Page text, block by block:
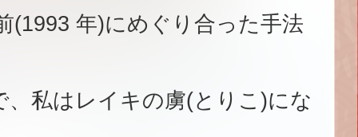
(1993 年)にめぐり合った手法
私はレイキの虜(とりこ)にな